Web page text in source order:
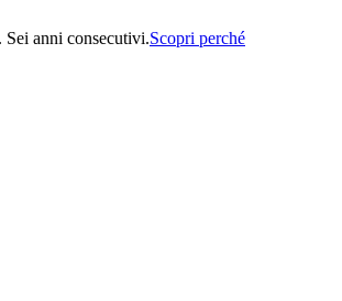
anni consecutivi.Scopri perché